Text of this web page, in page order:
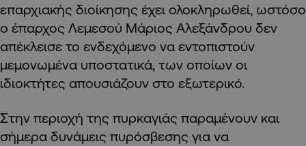
επαρχιακής διοίκησης έχει ολοκληρωθεί, ωστόσο
ο έπαρχος Λεμεσού Μάριος Αλεξάνδρου δεν
απέκλεισε το ενδεχόμενο να εντοπιστούν
μεμονωμένα υποστατικά, των οποίων οι
ιδιοκτήτες απουσιάζουν στο εξωτερικό.
Στην περιοχή της πυρκαγιάς παραμένουν και
σήμερα δυνάμεις πυρόσβεσης για να